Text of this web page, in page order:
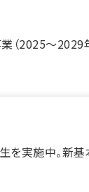
2025～2029
を実施中。新